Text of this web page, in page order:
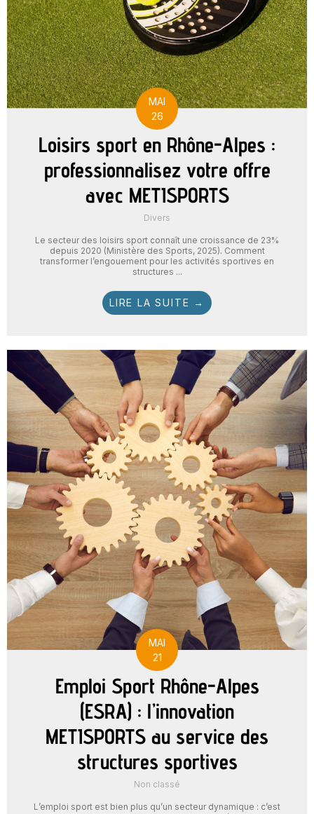
MAI
26
Loisirs sport en Rhône-Alpes :
professionnalisez votre offre
avec METISPORTS
Divers
Le secteur des loisirs sport connaît une croissance de 23%
depuis 2020 (Ministère des Sports, 2025). Comment
transformer l’engouement pour les activités sportives en
structures ...
LIRE LA SUITE →
MAI
21
Emploi Sport Rhône-Alpes
(ESRA) : l’innovation
METISPORTS au service des
structures sportives
Non classé
L’emploi sport est bien plus qu’un secteur dynamique : c’est